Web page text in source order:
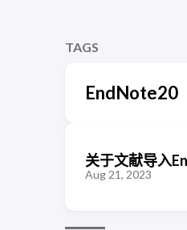
TAGS
EndNote20
关于文献导入
Aug 21, 2023